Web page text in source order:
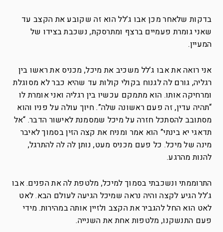
בדקות שלאחר מכן אבו ג’לל הוא זה שקובע את הקצב עד
שאני גומרת פעמיים ברצף ומתרסקת, נשכבת בצידו של
המעיין.
אני רואה את אבו ג’לל משכיב את מיכל, מכניס את ראשו בין
רגליה, גורם לה לגנוח בקולי קולות עד שהיא כבר לא מסוגלת
ומרחיקה אותו. הוא מתמקם עכשיו בין רגליה ואני אומרת לו
“תהיה עדין, זה פעם ראשונה שלה”. חיוך עולה על פניו והוא
מסתובב להסתכל חזרה על מיכל שמסמנת לאישור הדבר. “אל
תדאגי יא בינתי” הוא אמר ומניח את קצה הזין בסמוך לאיבר
מינה של מיכל. כל פעם מכניס מעט, נותן לה לה להתרגל,
להנות מהרגע.
התרוממתי ונשכבתי בסמוך למיכל, מלטפת לה את הפנים. אבו
ג’לל הגיע לקצה והיה נראה שמיכל הגיעה לעולם הבא. לאט
לאט הוא החל להגביר את הקצב ולזיין אותה במהירות. מידי
פעם התנשקנו, מלטפות אחת את השנייה.